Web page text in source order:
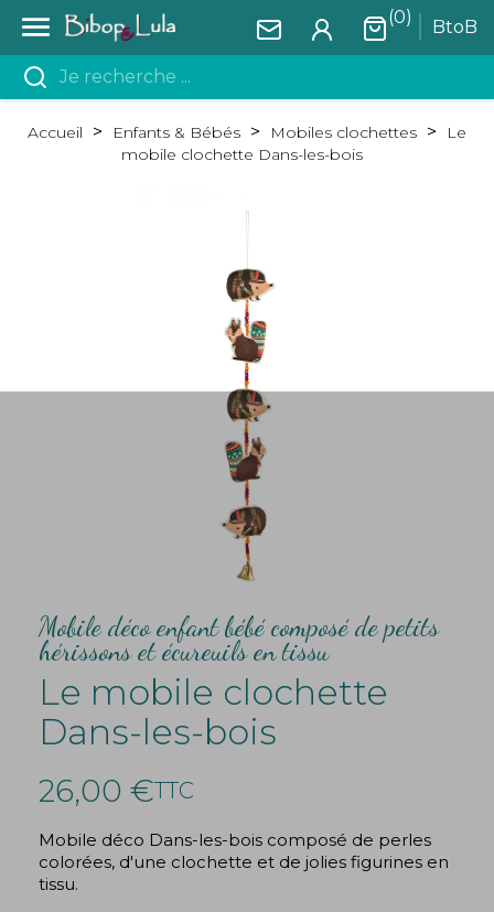
 BtoB
(0)
Accueil Enfants & Bébés Mobiles clochettes
Le
mobile clochette Dans-les-bois
Mobile déco enfant bébé composé de petits
hérissons et écureuils en tissu
Le mobile clochette
Dans-les-bois
26,00 €TTC
Mobile déco Dans-les-bois composé de perles
colorées, d'une clochette et de jolies figurines en
tissu.